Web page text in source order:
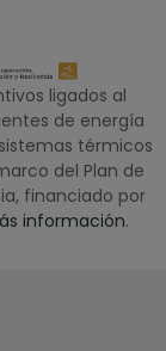
ligados al
de energía
térmicos
del Plan de
financiado por
información.